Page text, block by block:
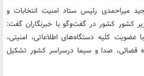
میراحمدی رئیس ستاد امنیت انتخابات و
کشور کشور در گفت‌وگو با خبرنگاران گفت:
عضویت کلیه دستگاه‌های اطلاعاتی، امنیتی،
قضائی، صدا و سیما درسراسر کشور تشکیل